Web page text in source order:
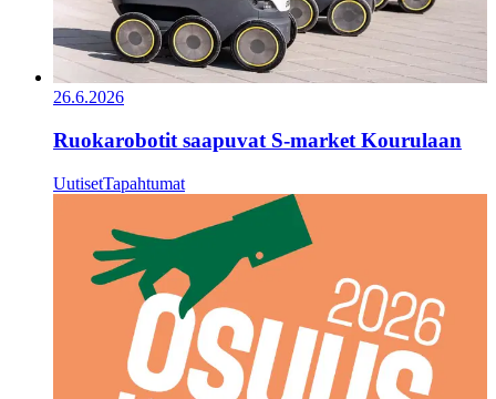
26.6.2026
Ruokarobotit saapuvat S-market Kourulaan
UutisetTapahtumat